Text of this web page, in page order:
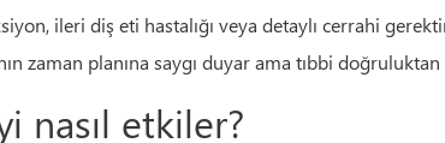
ileri diş eti hastalığı veya detaylı cerrahi
zaman planına saygı duyar ama tıbbi
nasıl etkiler?